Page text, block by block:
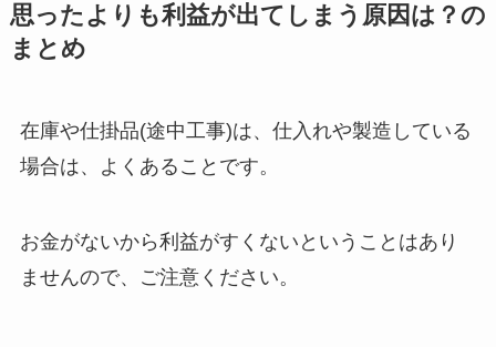
思ったよりも利益が出てしまう原因は？の
まとめ
在庫や仕掛品(途中工事)は、仕入れや製造している
場合は、よくあることです。
お金がないから利益がすくないということはあり
ませんので、ご注意ください。